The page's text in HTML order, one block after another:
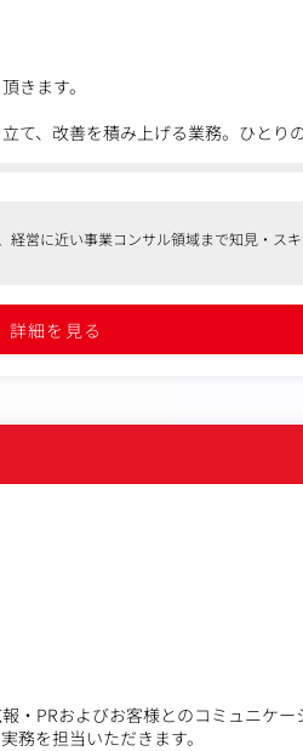
きます。
て、改善を積み上げる業務。ひとり
のモニタリング)
配信ターゲットの絞り込み等)
録・設定変更)
社内共有
営に近い事業コンサル領域まで知見・ス
詳細を見る
・PRおよびお客様とのコミュニケ
務を担当いただきます。